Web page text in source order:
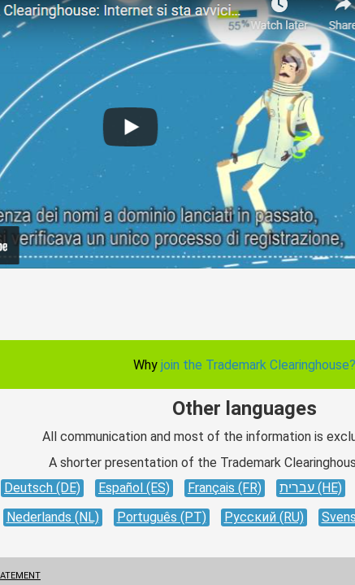
Why join the Trademark Clearinghouse?
Other languages
All communication and most of the information is
A shorter presentation of the Trademark
Deutsch (DE) Español (ES) Français (FR) עברית (HE)
Nederlands (NL) Português (PT) Русский (RU)